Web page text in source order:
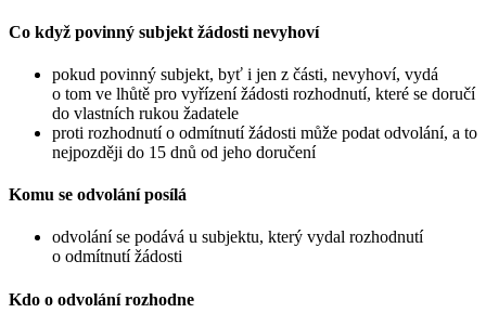
Co když povinný subjekt žádosti nevyhoví
pokud povinný subjekt, byť i jen z části, nevyhoví, vydá
o tom ve lhůtě pro vyřízení žádosti rozhodnutí, které se doručí
do vlastních rukou žadatele
proti rozhodnutí o odmítnutí žádosti může podat odvolání, a to
nejpozději do 15 dnů od jeho doručení
Komu se odvolání posílá
odvolání se podává u subjektu, který vydal rozhodnutí
o odmítnutí žádosti
Kdo o odvolání rozhodne